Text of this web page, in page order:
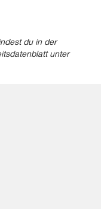
du in der
unter